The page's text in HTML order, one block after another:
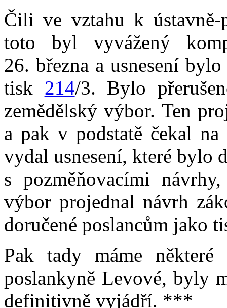
Čili ve vztahu k
toto byl vyvážený
26. března a usnesení
tisk 214/3. Bylo
zemědělský výbor. Ten
a pak v podstatě čekal
vydal usnesení, které bylo
s pozměňovacími
výbor projednal návrh
doručené poslancům jako
Pak tady máme
poslankyně Levové, byly
definitivně vyjádří. ***